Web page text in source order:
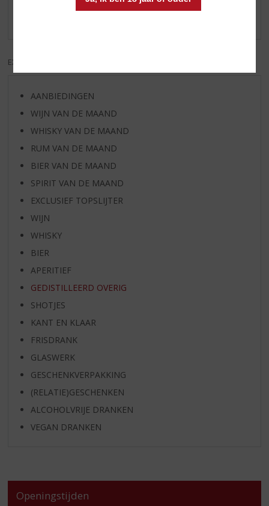
Een heerlijke zachte rum een echte aanrader de bruine
EXCL. BTW
AANBIEDINGEN
WIJN VAN DE MAAND
WHISKY VAN DE MAAND
RUM VAN DE MAAND
BIER VAN DE MAAND
SPIRIT VAN DE MAAND
EXCLUSIEF TOPSLIJTER
WIJN
WHISKY
BIER
APERITIEF
GEDISTILLEERD OVERIG
SHOTJES
KANT EN KLAAR
FRISDRANK
GLASWERK
GESCHENKVERPAKKING
(RELATIE)GESCHENKEN
ALCOHOLVRIJE DRANKEN
VEGAN DRANKEN
Openingstijden